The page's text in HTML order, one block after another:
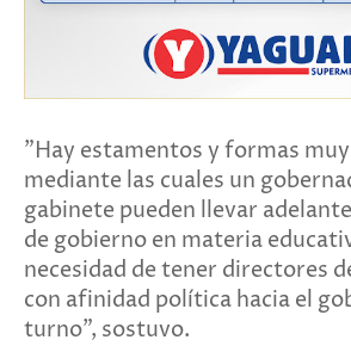
"Hay estamentos y formas
mediante las cuales un
gabinete pueden llevar
de gobierno en materia
necesidad de tener directores
con afinidad política hacia el
turno", sostuvo.